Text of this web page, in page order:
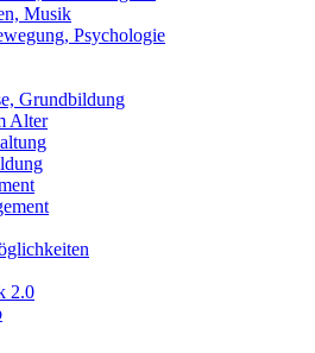
Musik
Psychologie
Grundbildung
Alter
2.0